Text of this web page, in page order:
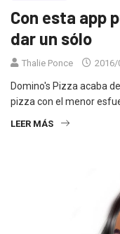
Con esta app
dar un sólo
Thalie Ponce 2016/
Domino's Pizza acaba
pizza con el menor
LEER MÁS